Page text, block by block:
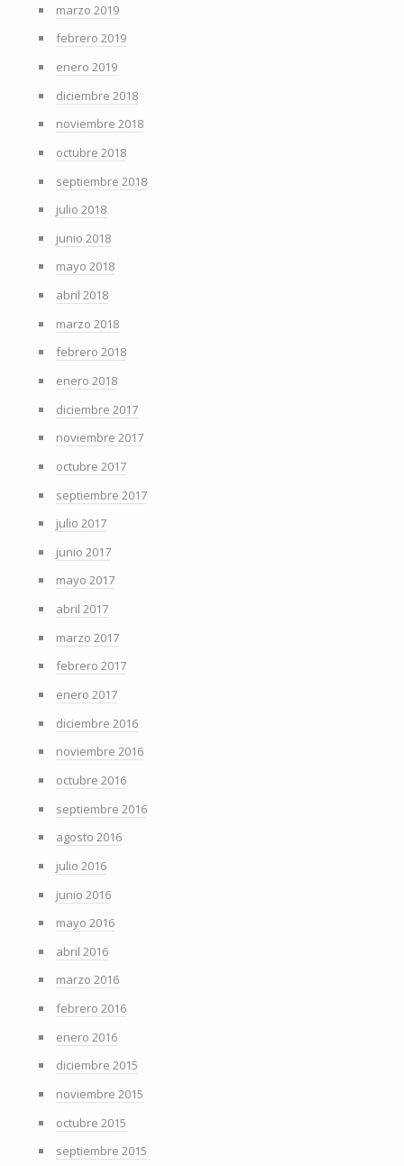
marzo 2019
febrero 2019
enero 2019
diciembre 2018
noviembre 2018
octubre 2018
septiembre 2018
julio 2018
junio 2018
mayo 2018
abril 2018
marzo 2018
febrero 2018
enero 2018
diciembre 2017
noviembre 2017
octubre 2017
septiembre 2017
julio 2017
junio 2017
mayo 2017
abril 2017
marzo 2017
febrero 2017
enero 2017
diciembre 2016
noviembre 2016
octubre 2016
septiembre 2016
agosto 2016
julio 2016
junio 2016
mayo 2016
abril 2016
marzo 2016
febrero 2016
enero 2016
diciembre 2015
noviembre 2015
octubre 2015
septiembre 2015